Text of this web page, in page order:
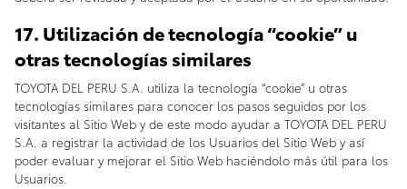
17. Utilización de tecnología “cookie” u
otras tecnologías similares
TOYOTA DEL PERU S.A. utiliza la tecnología “cookie” u otras
tecnologías similares para conocer los pasos seguidos por los
visitantes al Sitio Web y de este modo ayudar a TOYOTA DEL PERU
S.A. a registrar la actividad de los Usuarios del Sitio Web y así
poder evaluar y mejorar el Sitio Web haciéndolo más útil para los
Usuarios.